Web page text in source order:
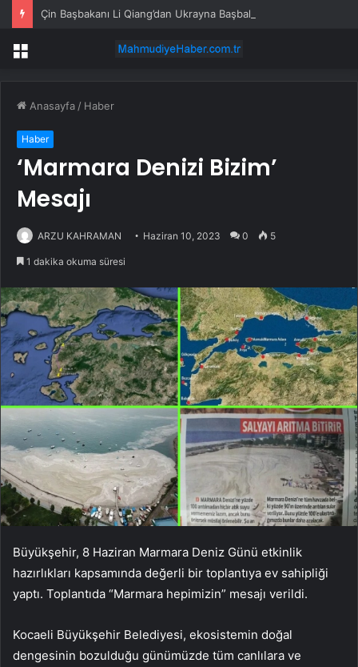
Menü
Anasayfa / Haber
Haber
‘Marmara Denizi Bizim’
Mesajı
ARZU KAHRAMAN Haziran 10, 2023 0 5
1 dakika okuma süresi
Büyükşehir, 8 Haziran Marmara Deniz Günü etkinlik
hazırlıkları kapsamında değerli bir toplantıya ev sahipliği
yaptı. Toplantıda “Marmara hepimizin” mesajı verildi.
Kocaeli Büyükşehir Belediyesi, ekosistemin doğal
dengesinin bozulduğu günümüzde tüm canlılara ve